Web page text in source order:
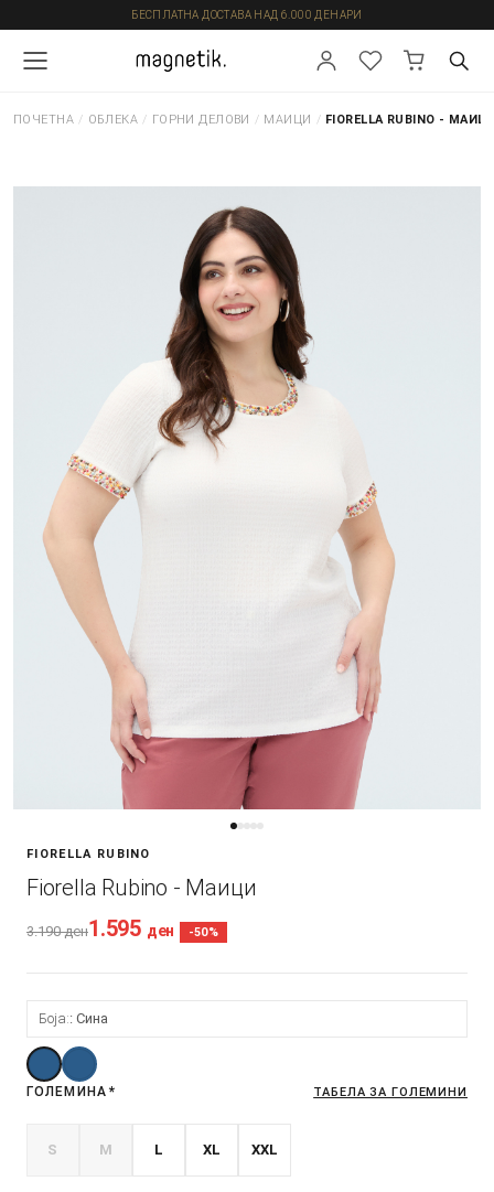
БЕСПЛАТНА ДОСТАВА НАД 6.000 ДЕНАРИ
ПОЧЕТНА / ОБЛЕКА / ГОРНИ ДЕЛОВИ / МАИЦИ / FIORELLA RUBINO -
FIORELLA RUBINO
Fiorella Rubino - Маици
3.190ден1.595 ден -50%
Боја: Сина
ГОЛЕМИНА * ТАБЕЛА ЗА ГОЛЕМИНИ
S M L XL XXL